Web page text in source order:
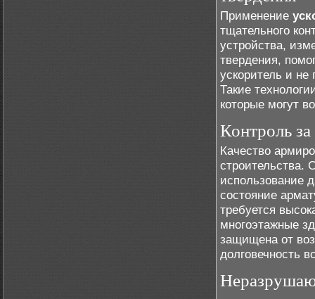
Применение
тщательного
устройства,
твердения,
ускоритель и
Такие
которые могут
Контроль
Качество
строительства.
использование
состояние
требуется
многоэтажные
защищена от
долговечность